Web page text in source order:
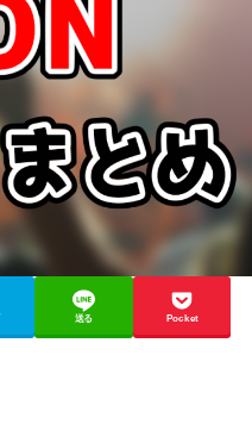
送る Pocket